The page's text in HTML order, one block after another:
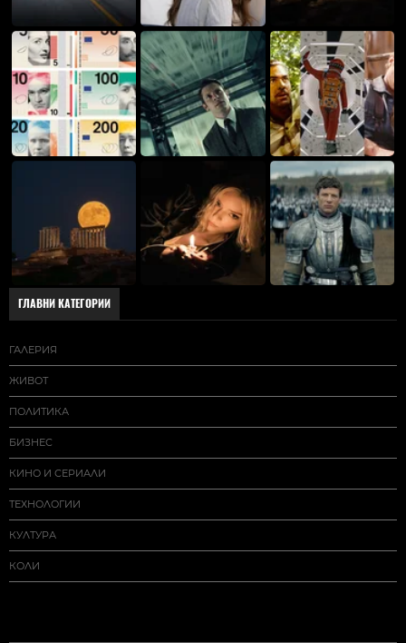
ГЛАВНИ КАТЕГОРИИ
ГАЛЕРИЯ
ЖИВОТ
ПОЛИТИКА
БИЗНЕС
КИНО И СЕРИАЛИ
ТЕХНОЛОГИИ
КУЛТУРА
КОЛИ